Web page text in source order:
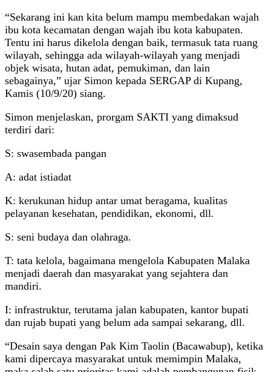
“Sekarang ini kan kita belum mampu membedakan wajah
ibu kota kecamatan dengan wajah ibu kota kabupaten.
Tentu ini harus dikelola dengan baik, termasuk tata ruang
wilayah, sehingga ada wilayah-wilayah yang menjadi
objek wisata, hutan adat, pemukiman, dan lain
sebagainya,” ujar Simon kepada SERGAP di Kupang,
Kamis (10/9/20) siang.
Simon menjelaskan, prorgam SAKTI yang dimaksud
terdiri dari:
S: swasembada pangan
A: adat istiadat
K: kerukunan hidup antar umat beragama, kualitas
pelayanan kesehatan, pendidikan, ekonomi, dll.
S: seni budaya dan olahraga.
T: tata kelola, bagaimana mengelola Kabupaten Malaka
menjadi daerah dan masyarakat yang sejahtera dan
mandiri.
I: infrastruktur, terutama jalan kabupaten, kantor bupati
dan rujab bupati yang belum ada sampai sekarang, dll.
“Desain saya dengan Pak Kim Taolin (Bacawabup), ketika
kami dipercaya masyarakat untuk memimpin Malaka,